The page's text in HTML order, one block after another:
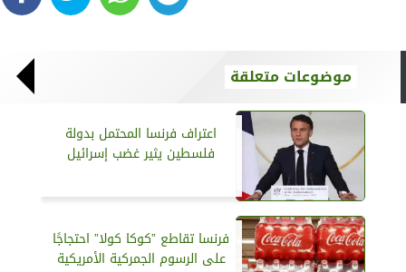
موضوعات متعلقة
اعتراف فرنسا المحتمل بدولة
فلسطين يثير غضب إسرائيل
فرنسا تقاطع ”كوكا كولا” احتجاجًا
على الرسوم الجمركية الأمريكية